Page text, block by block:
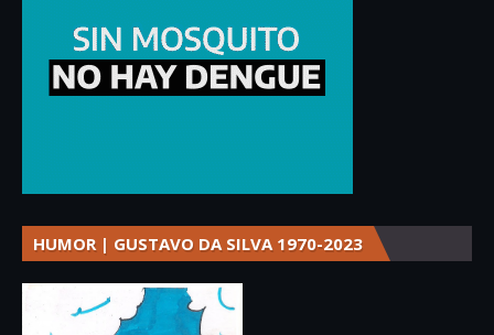
HUMOR | GUSTAVO DA SILVA 1970-2023